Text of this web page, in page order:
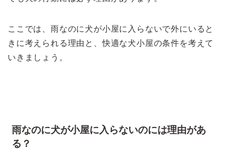
ここでは、雨なのに犬が小屋に入らないで外にいると
きに考えられる理由と、快適な犬小屋の条件を考えて
いきましょう。
雨なのに犬が小屋に入らないのには理由があ
る？